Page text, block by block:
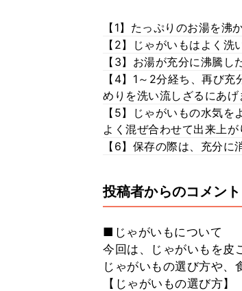
【1】たっぷりのお湯を沸
【2】じゃがいもはよく洗
【3】お湯が充分に沸騰
【4】1～2分経ち、再び
めりを洗い流しざるにあげ
【5】じゃがいもの水気
よく混ぜ合わせて出来上が
【6】保存の際は、充分に
投稿者からのコメント
■じゃがいもについて
今回は、じゃがいもを皮
じゃがいもの選び方や、
【じゃがいもの選び方】